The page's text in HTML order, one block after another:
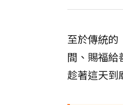
至於傳統的
間、賜福給
趁著這天到